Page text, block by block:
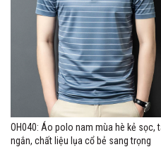
OH040: Áo polo nam mùa hè kẻ sọc,
ngắn, chất liệu lụa cổ bẻ sang trọng